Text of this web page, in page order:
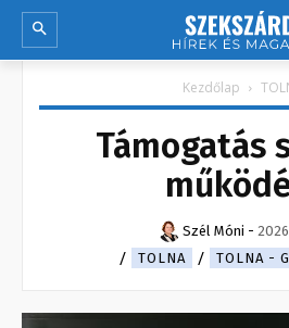
Kezdőlap
Támogatás
Szél Móni -
TOLNA
TOLNA -